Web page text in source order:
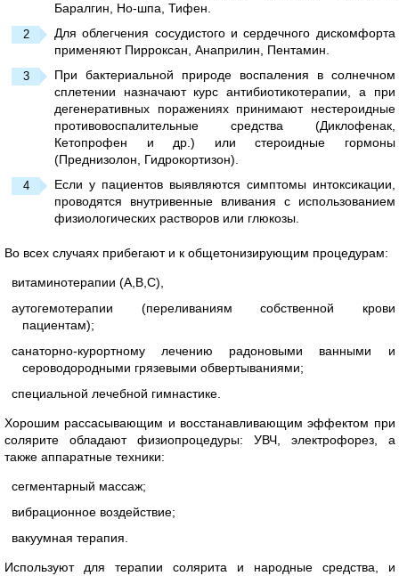
Баралгин, Но-шпа, Тифен.
Для облегчения сосудистого и сердечного дискомфорта
применяют Пирроксан, Анаприлин, Пентамин.
При бактериальной природе воспаления в солнечном
сплетении назначают курс антибиотикотерапии, а при
дегенеративных поражениях принимают нестероидные
противовоспалительные средства (Диклофенак,
Кетопрофен и др.) или стероидные гормоны
(Преднизолон, Гидрокортизон).
Если у пациентов выявляются симптомы интоксикации,
проводятся внутривенные вливания с использованием
физиологических растворов или глюкозы.
Во всех случаях прибегают и к общетонизирующим процедурам:
витаминотерапии (А,В,С),
аутогемотерапии (переливаниям собственной крови
пациентам);
санаторно-курортному лечению радоновыми ванными и
сероводородными грязевыми обвертываниями;
специальной лечебной гимнастике.
Хорошим рассасывающим и восстанавливающим эффектом при
солярите обладают физиопроцедуры: УВЧ, электрофорез, а
также аппаратные техники:
сегментарный массаж;
вибрационное воздействие;
вакуумная терапия.
Используют для терапии солярита и народные средства, и